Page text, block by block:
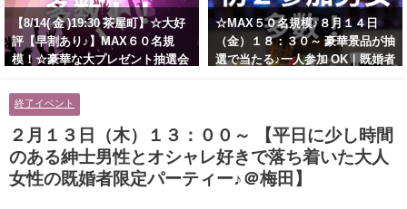
【8/14( 金 )19:30 茶屋町】☆大好
評【早割あり♪】MAX６０名規
模！☆豪華な大プレゼント抽選会
男性とオシャレ好きで落ち着いた
大人女性の既婚者限定ビッグパー
ティー♪＠茶屋町】
☆MAX５０名規模♪８月１４日
（金）１８：３０～ 豪華景品が抽
選で当たる♪一人参加 OK｜既婚者
女性の既婚者限定ビッグパーティ
ー♪＠池袋】
終了イベント
２月１３日（木）１３：００～ 【平日に少し時間
のある紳士男性とオシャレ好きで落ち着いた大人
女性の既婚者限定パーティー♪＠梅田】